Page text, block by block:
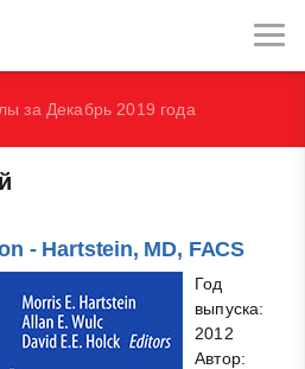
В.М.
за Декабрь 2019 года
- Hartstein, MD, FACS
Год
выпуска:
2012
Автор: